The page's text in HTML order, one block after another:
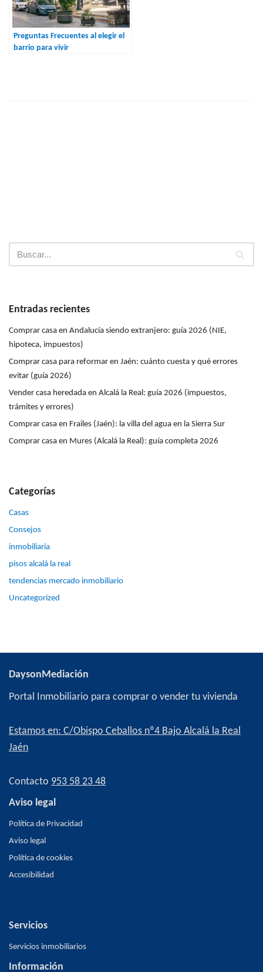
Preguntas Frecuentes al elegir el
barrio para vivir
Entradas recientes
Comprar casa en Andalucía siendo extranjero: guía 2026 (NIE,
hipoteca, impuestos)
Comprar casa para reformar en Jaén: cuánto cuesta y qué errores
evitar (guía 2026)
Vender casa heredada en Alcalá la Real: guía 2026 (impuestos,
trámites y errores)
Comprar casa en Frailes (Jaén): la villa del agua en la Sierra Sur
Comprar casa en Mures (Alcalá la Real): guía completa 2026
Categorías
Casas
Consejos
inmobiliaria
pisos alcalá la real
tendencias mercado inmobiliario
Uncategorized
DaysonMediación
Portal Inmobiliario para comprar o vender tu vivienda
Estamos en: C/Obispo Ceballos nº4 Bajo Alcalá la Real
Jaén
Contacto 953 58 23 48
Aviso legal
Política de Privacidad
Aviso legal
Política de cookies
Accesibilidad
Servicios
Servicios inmobiliarios
Información